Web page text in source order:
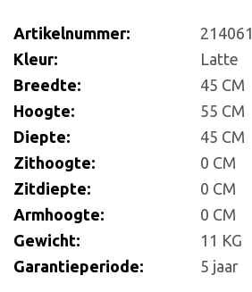
Artikelnummer:
214061
Kleur:
Latte
Breedte:
45 CM
Hoogte:
55 CM
Diepte:
45 CM
Zithoogte:
0 CM
Zitdiepte:
0 CM
Armhoogte:
0 CM
Gewicht:
11 KG
Garantieperiode:
5 jaar